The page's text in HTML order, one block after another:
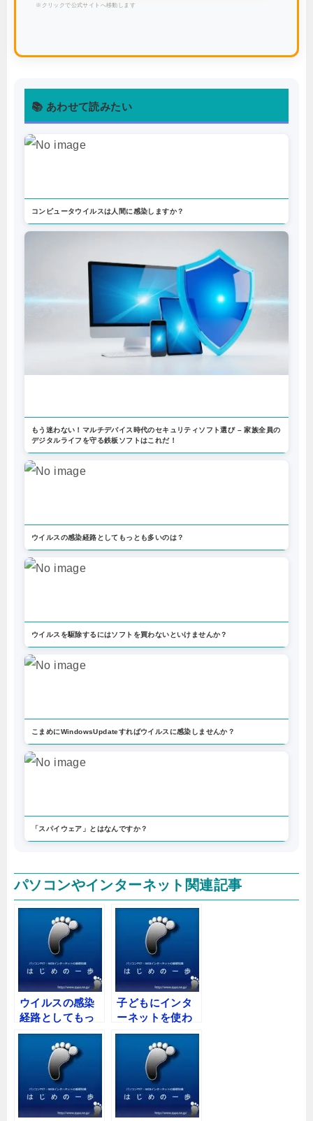
※クリックで公式サイトへ移動します
📚 あわせて読みたい
コンピュータウイルスは人間に感染しますか？
もう迷わない！マルチデバイス時代のセキュリティソフト選び – 家族全員の
デジタルライフを守る鉄板ソフトはこれだ！
ウイルスの感染経路としてもっとも多いのは？
ウイルスを駆除するにはソフトを買わないといけませんか？
こまめにWindowsUpdateすればウイルスに感染しませんか？
「スパイウェア」とはなんですか？
パソコンやインターネット関連記事
ウイルスの感染
経路としてもっ
とも多いのは？
子どもにインタ
ーネットを使わ
せるときの注意
事項はあります